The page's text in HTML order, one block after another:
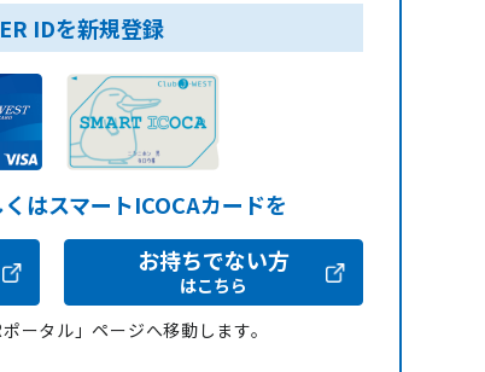
IDを新規登録
はスマートICOCAカードを
お持ちでない方
はこちら
ータル」ページへ移動します。